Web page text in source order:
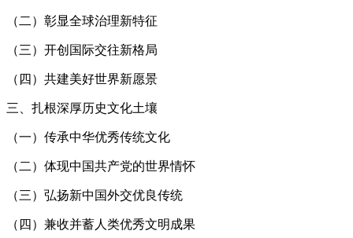
（二）彰显全球治理新特征
（三）开创国际交往新格局
（四）共建美好世界新愿景
三、扎根深厚历史文化土壤
（一）传承中华优秀传统文化
（二）体现中国共产党的世界情怀
（三）弘扬新中国外交优良传统
（四）兼收并蓄人类优秀文明成果